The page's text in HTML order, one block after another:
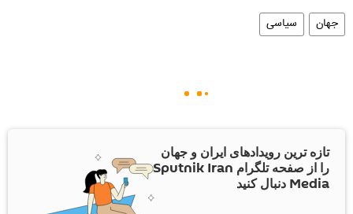
جهان سیاسی
تازه ترین رویدادهای ایران و جهان
را از صفحه تلگرام Sputnik Iran
Media دنبال کنید